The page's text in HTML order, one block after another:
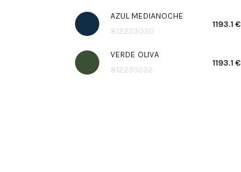
AZUL MEDIANOCHE
812233030
1193.1 €
VERDE OLIVA
812233232
1193.1 €